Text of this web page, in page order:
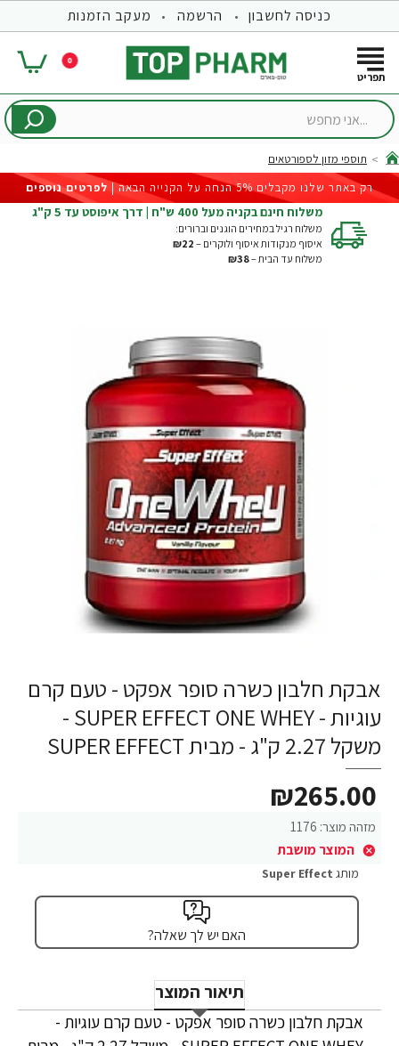
כניסה לחשבון הרשמה מעקב הזמנות
0
...אני
home
תוספי מזון לספורטאים
רק באתר שלנו מקבלים 5% הנחה על הקנייה הבאה |
לפרטים נוספים
משלוח חינם בקניה מעל 400 ש"ח | דרך איפוסט עד 5 ק"ג
משלוח רגיל במחירים הוגנים וברורים:
איסוף מנקודות איסוף ולוקרים – ₪22
משלוח עד הבית –₪38
אבקת חלבון כשרה סופר אפקט - טעם קרם
עוגיות - SUPER EFFECT ONE WHEY -
משקל 2.27 ק"ג - מבית SUPER EFFECT
מזהה מוצר: 1176
המוצר מושבת
₪265.00
מותג Super Effect
האם יש לך שאלה?
תיאור המוצר
אבקת חלבון כשרה סופר אפקט - טעם קרם עוגיות -